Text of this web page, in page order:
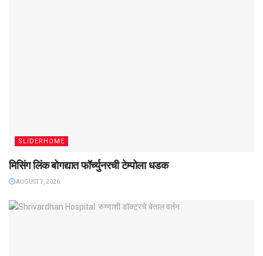
SLIDERHOME
मिसिंग लिंक बोगद्यात फॉर्च्युनरची टेम्पोला धडक
AUGUST 7, 2026